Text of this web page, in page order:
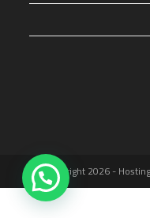
Copyright 2026 -